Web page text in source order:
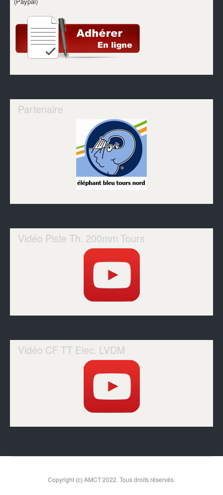
Partenaire
Vidéo Piste Th. 200mm Tours
Vidéo CF TT Elec. LVDM
Copyright (c) AMCT 2022. Tous droits réservés.